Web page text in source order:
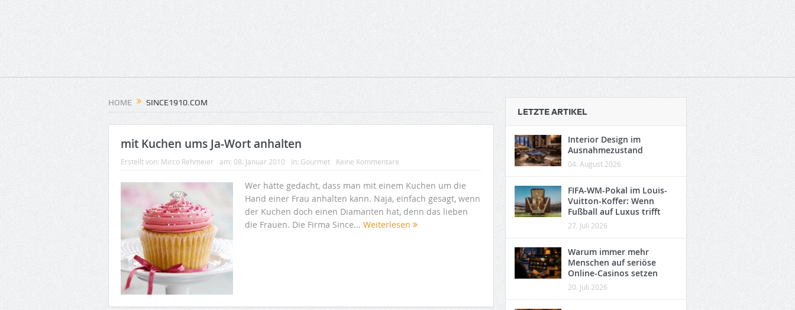
HOME SINCE1910.COM
mit Kuchen ums Ja-Wort anhalten
Erstellt von: Mirco Rehmeier am: 08. Januar 2010 In: Gourmet Keine Kommentare
Wer hätte gedacht, dass man mit einem Kuchen um die
Hand einer Frau anhalten kann. Naja, einfach gesagt, wenn
der Kuchen doch einen Diamanten hat, denn das lieben
die Frauen. Die Firma Since... Weiterlesen
LETZTE ARTIKEL
Interior Design im
Ausnahmezustand
04. August 2026
FIFA-WM-Pokal im Louis-
Vuitton-Koffer: Wenn
Fußball auf Luxus trifft
27. Juli 2026
Warum immer mehr
Menschen auf seriöse
Online-Casinos setzen
20. Juli 2026